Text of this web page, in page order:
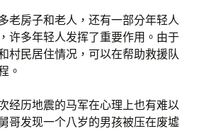
老房子和老人，还有一部分年轻人
许多年轻人发挥了重要作用。由于
村民居住情况，可以在帮助救援队
。
经历地震的马军在心理上也有难以
哥发现一个八岁的男孩被压在废墟